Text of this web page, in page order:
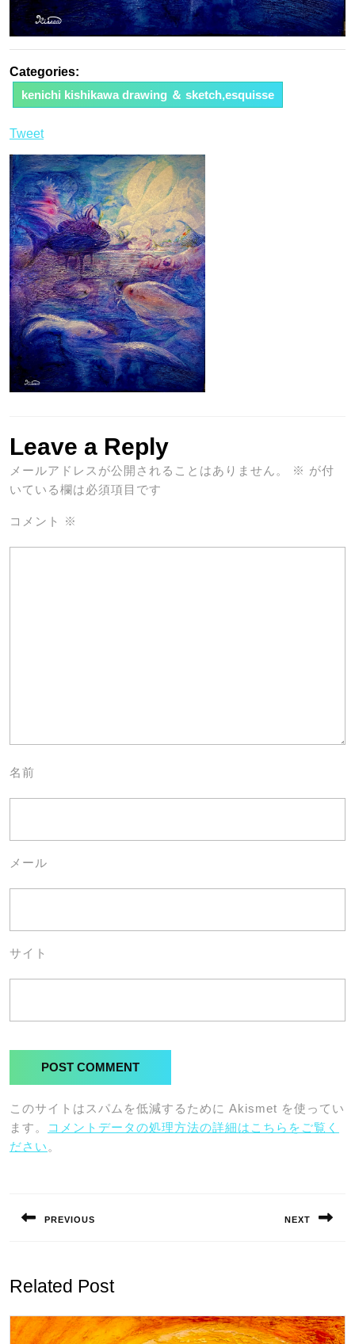
Categories:
kenichi kishikawa drawing ＆ sketch,esquisse
Tweet
Leave a Reply
メールアドレスが公開されることはありません。 ※ が付
いている欄は必須項目です
コメント ※
名前
メール
サイト
このサイトはスパムを低減するために Akismet を使ってい
ます。
コメントデータの処理方法の詳細はこちらをご覧く
ださい 。
ナ
ゲ
ー
シ
PREVIOUS NEXT
Related Post